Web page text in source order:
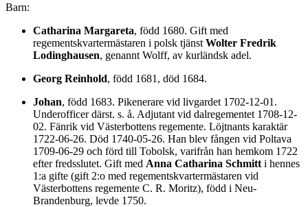
Barn:
Catharina Margareta, född 1680. Gift med
regementskvartermästaren i polsk tjänst Wolter Fredrik
Lodinghausen, genannt Wolff, av kurländsk adel.
Georg Reinhold, född 1681, död 1684.
Johan, född 1683. Pikenerare vid livgardet 1702-12-01.
Underofficer därst. s. å. Adjutant vid dalregementet 1708-12-
02. Fänrik vid Västerbottens regemente. Löjtnants karaktär
1722-06-26. Död 1740-05-26. Han blev fången vid Poltava
1709-06-29 och förd till Tobolsk, varifrån han hemkom 1722
efter fredsslutet. Gift med Anna Catharina Schmitt i hennes
1:a gifte (gift 2:o med regementskvartermästaren vid
Västerbottens regemente C. R. Moritz), född i Neu-
Brandenburg, levde 1750.